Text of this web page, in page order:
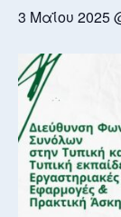
3 Μαΐου 2025